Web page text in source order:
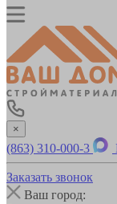
×
(863) 310-000-3
Заказать звонок
Ваш город: